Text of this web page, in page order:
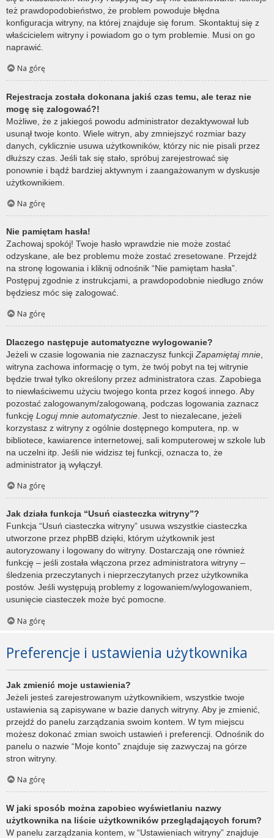
też prawdopodobieństwo, że problem powoduje błędna
konfiguracja witryny, na której znajduje się forum. Skontaktuj się z
właścicielem witryny i powiadom go o tym problemie. Musi on go
naprawić.
Na górę
Rejestracja została dokonana jakiś czas temu, ale teraz nie
mogę się zalogować?!
Możliwe, że z jakiegoś powodu administrator dezaktywował lub
usunął twoje konto. Wiele witryn, aby zmniejszyć rozmiar bazy
danych, cyklicznie usuwa użytkowników, którzy nic nie pisali przez
dłuższy czas. Jeśli tak się stało, spróbuj zarejestrować się
ponownie i bądź bardziej aktywnym i zaangażowanym w dyskusje
użytkownikiem.
Na górę
Nie pamiętam hasła!
Zachowaj spokój! Twoje hasło wprawdzie nie może zostać
odzyskane, ale bez problemu może zostać zresetowane. Przejdź
na stronę logowania i kliknij odnośnik “Nie pamiętam hasła”.
Postępuj zgodnie z instrukcjami, a prawdopodobnie niedługo znów
będziesz móc się zalogować.
Na górę
Dlaczego następuje automatyczne wylogowanie?
Jeżeli w czasie logowania nie zaznaczysz funkcji Zapamiętaj mnie
witryna zachowa informację o tym, że twój pobyt na tej witrynie
będzie trwał tylko określony przez administratora czas. Zapobiega
to niewłaściwemu użyciu twojego konta przez kogoś innego. Aby
pozostać zalogowanym/zalogowaną, podczas logowania zaznacz
funkcję Loguj mnie automatycznie . Jest to niezalecane, jeżeli
korzystasz z witryny z ogólnie dostępnego komputera, np. w
bibliotece, kawiarence internetowej, sali komputerowej w szkole lub
na uczelni itp. Jeśli nie widzisz tej funkcji, oznacza to, że
administrator ją wyłączył.
Na górę
Jak działa funkcja “Usuń ciasteczka witryny”?
Funkcja “Usuń ciasteczka witryny” usuwa wszystkie ciasteczka
utworzone przez phpBB dzięki, którym użytkownik jest
autoryzowany i logowany do witryny. Dostarczają one również
funkcję – jeśli została włączona przez administratora witryny –
śledzenia przeczytanych i nieprzeczytanych przez użytkownika
postów. Jeśli występują problemy z logowaniem/wylogowaniem,
usunięcie ciasteczek może być pomocne.
Na górę
Preferencje i ustawienia użytkownika
Jak zmienić moje ustawienia?
Jeżeli jesteś zarejestrowanym użytkownikiem, wszystkie twoje
ustawienia są zapisywane w bazie danych witryny. Aby je zmienić,
przejdź do panelu zarządzania swoim kontem. W tym miejscu
możesz dokonać zmian swoich ustawień i preferencji. Odnośnik do
panelu o nazwie “Moje konto” znajduje się zazwyczaj na górze
stron witryny.
Na górę
W jaki sposób można zapobiec wyświetlaniu nazwy
użytkownika na liście użytkowników przeglądających forum?
W panelu zarządzania kontem, w “Ustawieniach witryny” znajduje